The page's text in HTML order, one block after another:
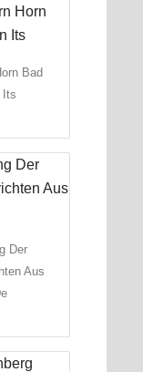
Bad
Its
Der
Aus